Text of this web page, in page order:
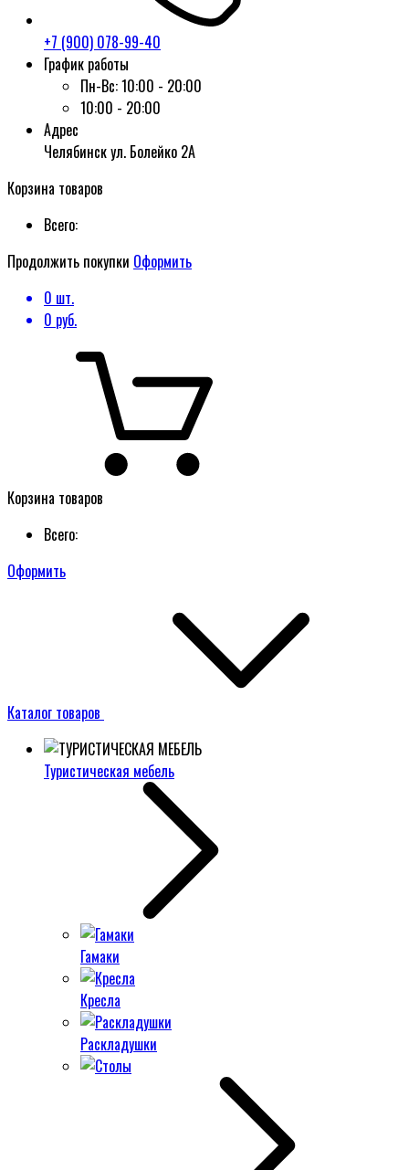
+7 (900) 078-99-40
График работы
Пн-Вс:10:00 - 20:00
10:00 - 20:00
Адрес
Челябинск ул. Болейко 2А
Корзина товаров
Всего:
Продолжить покупки Оформить
0 шт.
0 руб.
Корзина товаров
Всего:
Оформить
Каталог товаров
Туристическая мебель
Гамаки
Кресла
Раскладушки